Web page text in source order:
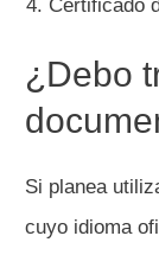
Certificado
¿Debo
Si planea
cuyo idioma